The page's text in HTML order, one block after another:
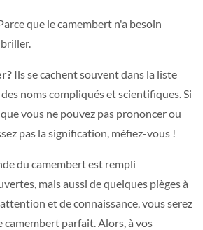
que le camembert n'a besoin
Ils se cachent souvent dans la liste
noms compliqués et scientifiques. Si
vous ne pouvez pas prononcer ou
pas la signification, méfiez-vous !
du camembert est rempli
mais aussi de quelques pièges à
et de connaissance, vous serez
parfait. Alors, à vos